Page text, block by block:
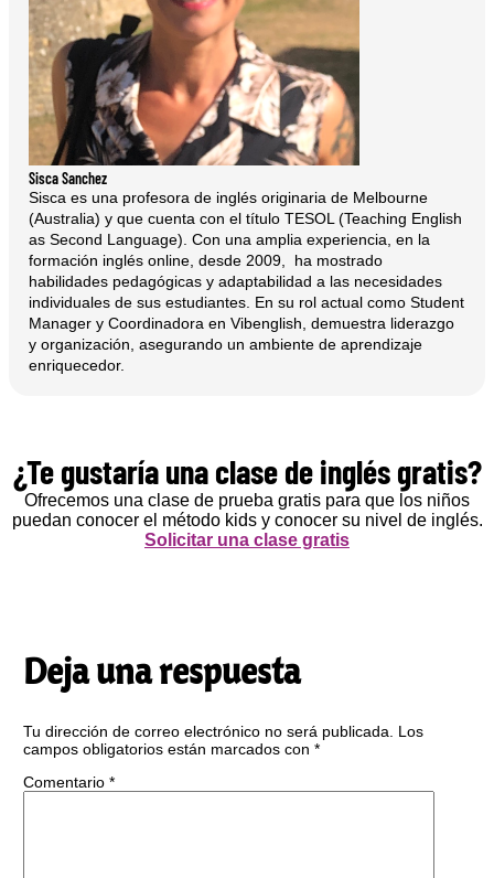
Sisca Sanchez
Sisca es una profesora de inglés originaria de Melbourne
(Australia) y que cuenta con el título TESOL (Teaching English
as Second Language). Con una amplia experiencia, en la
formación inglés online, desde 2009, ha mostrado
habilidades pedagógicas y adaptabilidad a las necesidades
individuales de sus estudiantes. En su rol actual como Student
Manager y Coordinadora en Vibenglish, demuestra liderazgo
y organización, asegurando un ambiente de aprendizaje
enriquecedor.
¿Te gustaría una clase de inglés gratis?
Ofrecemos una clase de prueba gratis para que los niños
puedan conocer el método kids y conocer su nivel de inglés.
Solicitar una clase gratis
Deja una respuesta
Tu dirección de correo electrónico no será publicada.
Los
campos obligatorios están marcados con *
Comentario *